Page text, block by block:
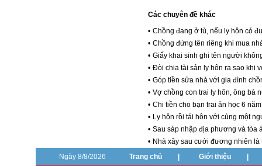
Các chuyên đề khác
• Chồng đang ở tù, nếu ly hôn có
• Chồng đứng tên riêng khi mua
• Giấy khai sinh ghi tên người
• Đòi chia tài sản ly hôn ra sao khi
• Góp tiền sửa nhà với gia đình
• Vợ chồng con trai ly hôn, ông bà
• Chi tiền cho bạn trai ăn học 6
• Ly hôn rồi tái hôn với cùng một
• Sau sáp nhập địa phương và tòa
• Nhà xây sau cưới đương nhiên
Ngày 8/8/2026
Trang chủ Giới thiệu